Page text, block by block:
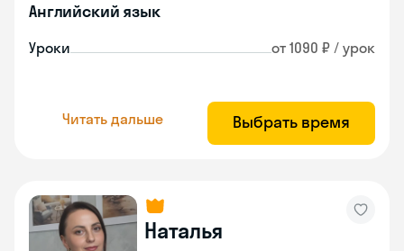
Английский язык
Уроки от 1090 ₽ / урок
Читать дальше Выбрать время
Наталья